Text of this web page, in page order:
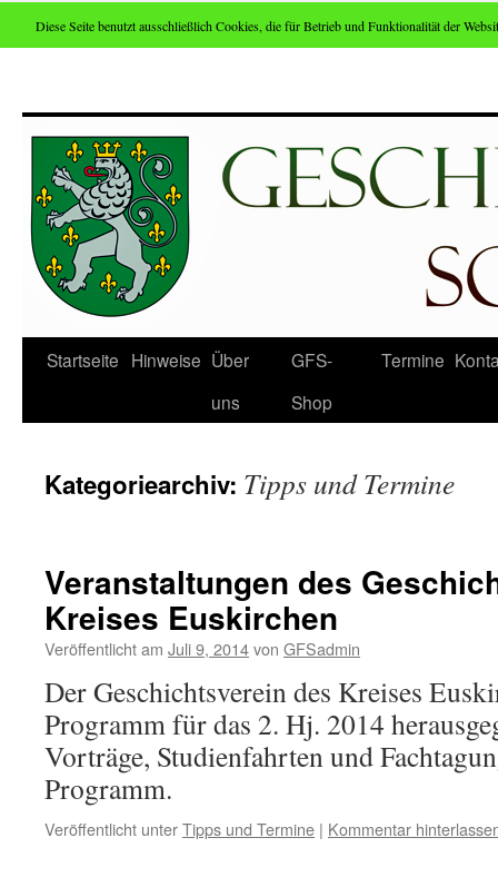
Zum
Inhalt
Startseite Hinweise Über
uns
GFS-
Shop
Termine
Kategoriearchiv: Tipps und Termine
Veranstaltungen des
Kreises Euskirchen
Veröffentlicht am Juli 9, 2014von GFSadmin
Der Geschichtsverein des Kreises
Programm für das 2. Hj. 2014
Vorträge, Studienfahrten und
Programm.
Veröffentlicht unterTipps und Termine | Kommentar
Diese Seite benutzt ausschließlich Cookies, die für Betrieb und Funktionalität der